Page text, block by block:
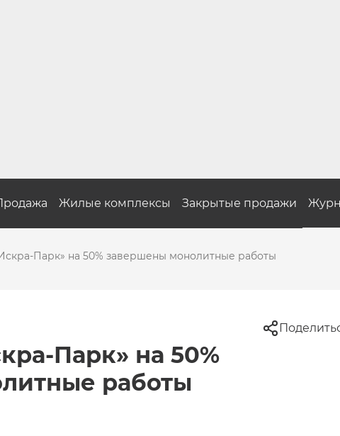
Жилые комплексы Закрытые продажи
Парк» на 50% завершены монолитные работы
Парк» на 50%
работы